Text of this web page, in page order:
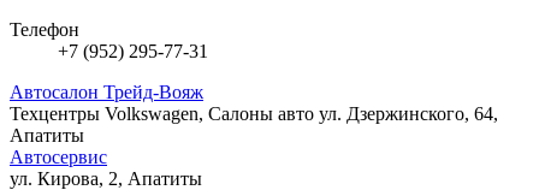
Телефон
+7 (952) 295-77-31
Автосалон Трейд-Вояж
Техцентры Volkswagen, Салоны авто ул. Дзержинского, 64,
Апатиты
Автосервис
ул. Кирова, 2, Апатиты